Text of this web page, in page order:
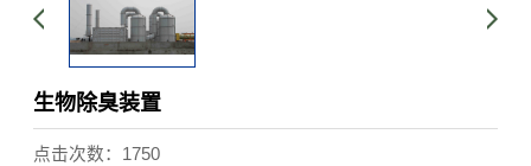
生物除臭装置
点击次数：1750